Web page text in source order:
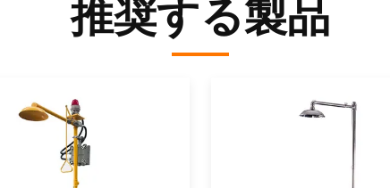
推奨する製品